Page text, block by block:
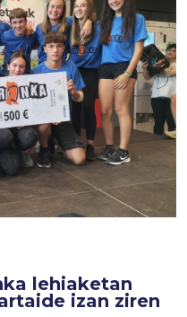
lehiaketan
izan ziren